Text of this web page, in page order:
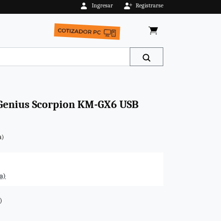
Ingresar Registrarse
Scorpion KM-GX6 USB